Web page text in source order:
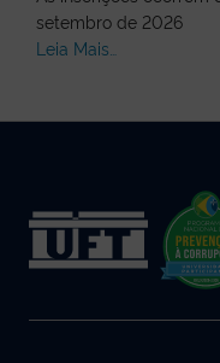
setembro de 2026
Leia Mais…